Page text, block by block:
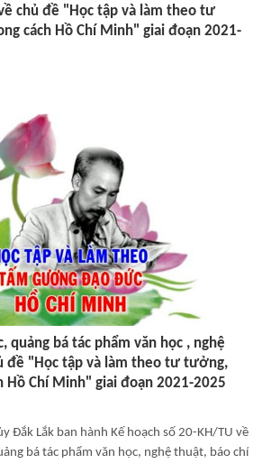
chủ đề "Học tập và làm theo tư
cách Hồ Chí Minh" giai đoạn 2021-
quảng bá tác phẩm văn học , nghệ
đề "Học tập và làm theo tư tưởng,
Hồ Chí Minh" giai đoạn 2021-2025
Đắk Lắk ban hành Kế hoạch số 20-KH/TU về
bá tác phẩm văn học, nghệ thuật, báo chí